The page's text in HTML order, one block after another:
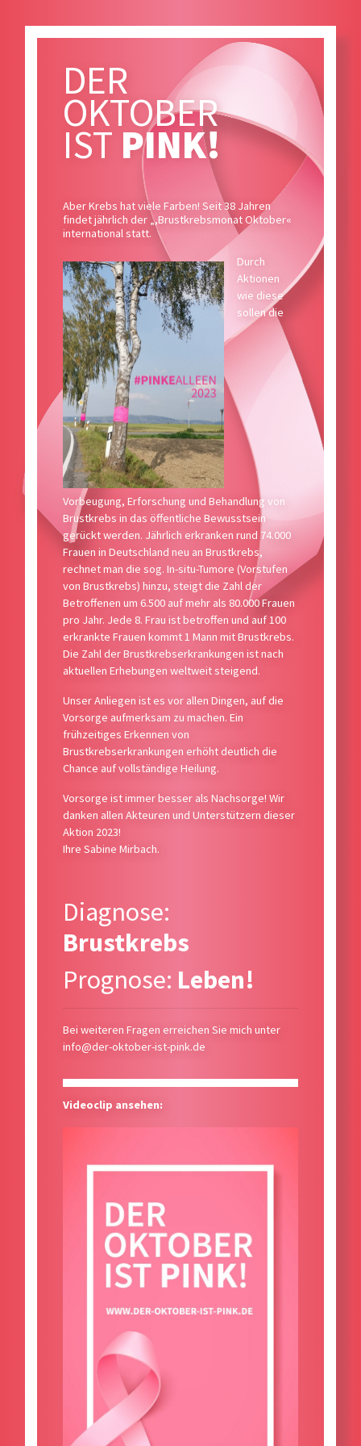
DER
OKTOBER
IST PINK!
Aber Krebs hat viele Farben! Seit 38 Jahren
findet jährlich der „,Brustkrebsmonat Oktober«
international statt.
Durch
Aktionen
wie diese
sollen die
Vorbeugung, Erforschung und Behandlung von
Brustkrebs in das öffentliche Bewusstsein
gerückt werden. Jährlich erkranken rund 74.000
Frauen in Deutschland neu an Brustkrebs,
rechnet man die sog. In-situ-Tumore (Vorstufen
von Brustkrebs) hinzu, steigt die Zahl der
Betroffenen um 6.500 auf mehr als 80.000 Frauen
pro Jahr. Jede 8. Frau ist betroffen und auf 100
erkrankte Frauen kommt 1 Mann mit Brustkrebs.
Die Zahl der Brustkrebserkrankungen ist nach
aktuellen Erhebungen weltweit steigend.
Unser Anliegen ist es vor allen Dingen, auf die
Vorsorge aufmerksam zu machen. Ein
frühzeitiges Erkennen von
Brustkrebserkrankungen erhöht deutlich die
Chance auf vollständige Heilung.
Vorsorge ist immer besser als Nachsorge! Wir
danken allen Akteuren und Unterstützern dieser
Aktion 2023!
Ihre Sabine Mirbach.
Diagnose:
Brustkrebs
Prognose: Leben!
Bei weiteren Fragen erreichen Sie mich unter
info@der-oktober-ist-pink.de
Videoclip ansehen: